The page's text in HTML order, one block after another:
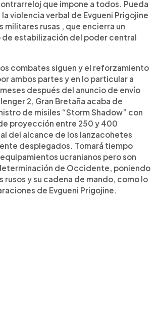
que impone a todos. Pueda
violencia verbal de Evgueni Prigojine
militares rusas , que encierra un
estabilización del poder central
combates siguen y el reforzamiento
ambos partes y en lo particular a
después del anuncio de envío
2, Gran Bretaña acaba de
de misiles “Storm Shadow” con
proyección entre 250 y 400
del alcance de los lanzacohetes
desplegados. Tomará tiempo
ucranianos pero son
de Occidente, poniendo
rusos y su cadena de mando, como lo
de Evgueni Prigojine.